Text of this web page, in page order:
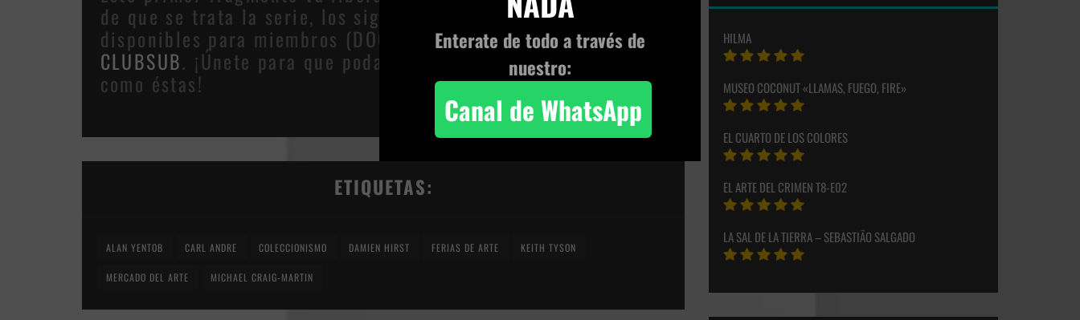
de que se trata la serie, los siguientes episodios estarán
disponibles para miembros (DOCENTES y MECENAS) del
CLUBSUB. ¡Únete para que podamos seguir compartiendo cosas
como éstas!
ETIQUETAS:
ALAN YENTOB CARL ANDRE COLECCIONISMO DAMIEN HIRST FERIAS DE ARTE KEITH TYSON
MERCADO DEL ARTE MICHAEL CRAIG-MARTIN
HILMA
MUSEO COCONUT «LLAMAS, FUEGO, FIRE»
EL CUARTO DE LOS COLORES
EL ARTE DEL CRIMEN T8-E02
LA SAL DE LA TIERRA – SEBASTIÃO SALGADO
Enterate de todo a través de
nuestro:
Canal de WhatsApp